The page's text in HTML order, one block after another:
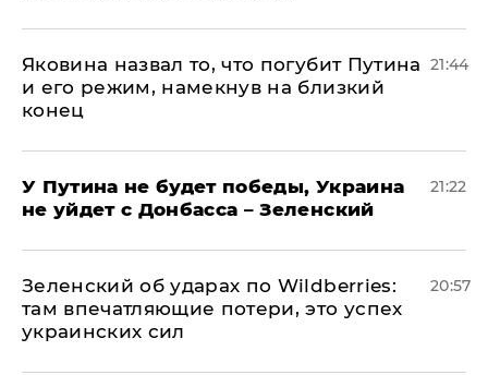
Яковина назвал то, что погубит Путина
и его режим, намекнув на близкий
конец
21:44
У Путина не будет победы, Украина
не уйдет с Донбасса – Зеленский
21:22
Зеленский об ударах по Wildberries:
там впечатляющие потери, это успех
украинских сил
20:57